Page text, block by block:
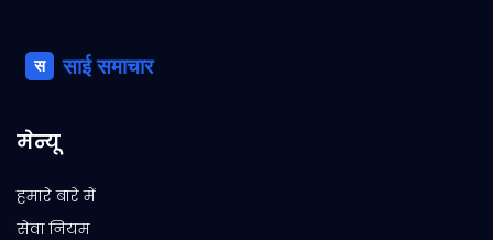
मेन्यू
हमारे बारे में
सेवा नियम